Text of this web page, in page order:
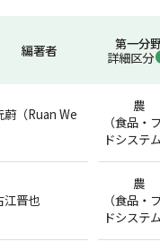
編著者
第一分
詳細区分
蔚（Ruan We
農
（食品・
ドシステム
江晋也
農
（食品・
ドシステム